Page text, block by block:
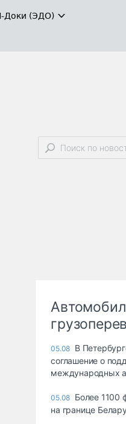
Доки (ЭДО)
05.08 В
соглашение о
международных
05.08 Более 1100
на границе